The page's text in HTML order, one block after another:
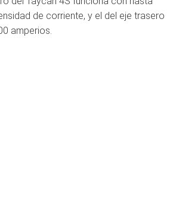
de corriente, y el del eje trasero
amperios.